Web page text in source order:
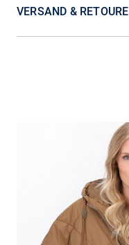
VERSAND & RETOURE